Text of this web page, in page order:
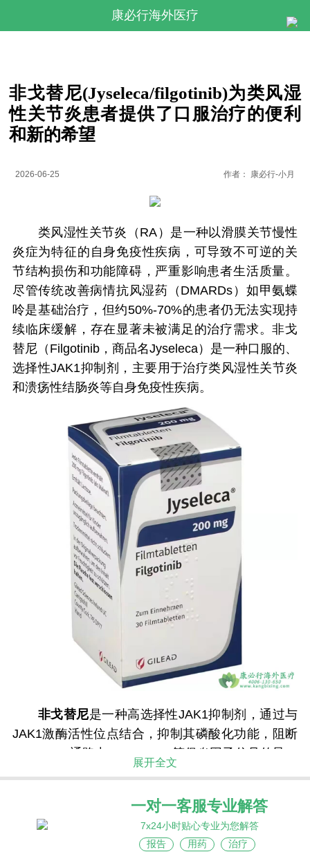
康必行海外医疗
非戈替尼(Jyseleca/filgotinib)为类风湿
性关节炎患者提供了口服治疗的便利
和新的希望
2026-06-25 作者： 康必行-小月
类风湿性关节炎（RA）是一种以滑膜关节慢性
炎症为特征的自身免疫性疾病，可导致不可逆的关
节结构损伤和功能障碍，严重影响患者生活质量。
尽管传统改善病情抗风湿药（DMARDs）如甲氨蝶
呤是基础治疗，但约50%-70%的患者仍无法实现持
续临床缓解，存在显著未被满足的治疗需求。非戈
替尼（Filgotinib，商品名Jyseleca）是一种口服的、
选择性JAK1抑制剂，主要用于治疗类风湿性关节炎
和溃疡性结肠炎等自身免疫性疾病。
非戈替尼是一种高选择性JAK1抑制剂，通过与
JAK1激酶活性位点结合，抑制其磷酸化功能，阻断
JAK-STAT通路中IL-6、IFN-γ等促炎因子信号传导，
减少滑膜成纤维细胞活化及破骨细胞生成，缓解关
制剂相比，其对JAK1的抑制效力比JAK2高30倍以
上，可减少对JAK2介导的造血功能干扰，降低贫血
等血液系统不良反应风险。非戈替尼针对类风湿关
展开全文
一对一客服专业解答
7x24小时贴心专业为您解答
报告
用药 治疗